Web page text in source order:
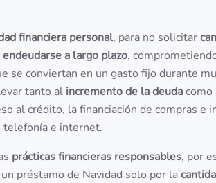
financiera personal, para no solicitar
a largo plazo,
se conviertan en un gasto fijo durante
tanto al incremento de la deudacomo
al crédito, la financiación de compras e
telefonía e internet.
prácticas financieras responsables, por
préstamo de Navidad solo por la